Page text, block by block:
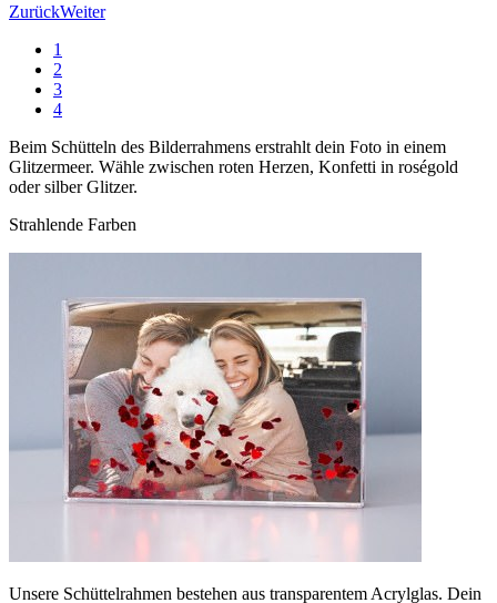
ZurückWeiter
1
2
3
4
Beim Schütteln des Bilderrahmens erstrahlt dein Foto in einem
Glitzermeer. Wähle zwischen roten Herzen, Konfetti in roségold
oder silber Glitzer.
Strahlende Farben
Unsere Schüttelrahmen bestehen aus transparentem Acrylglas. Dein